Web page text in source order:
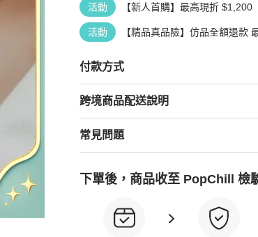
活動 【新人首購】最高現折 $1,200
活動 【精品真品險】仿品全額退款
付款方式
跨境商品配送說明
常見問題
下單後，商品收至 PopChill 檢